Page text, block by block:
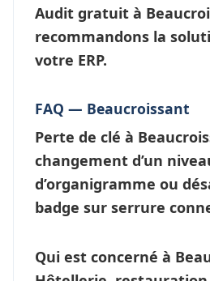
Audit gratuit à
recommandons la
votre ERP.
FAQ — Beaucroissant
Perte de clé à
changement d’un
d’organigramme ou
badge sur serrure
Qui est concerné à